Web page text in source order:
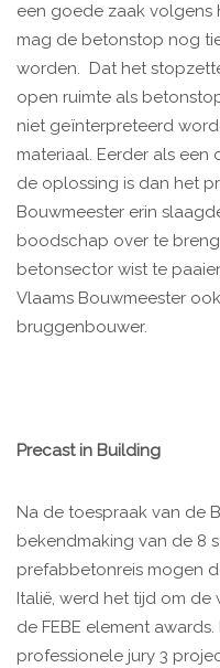
een goede zaak volgens
mag de betonstop nog
worden. Dat het
open ruimte als
niet geïnterpreteerd
materiaal. Eerder als
de oplossing is dan het
Bouwmeester erin
boodschap over te
betonsector wist te
Vlaams Bouwmeester
bruggenbouwer.
Precast in Building
Na de toespraak van de
bekendmaking van de 8
prefabbetonreis mogen
Italië, werd het tijd om
de FEBE element
professionele jury 3